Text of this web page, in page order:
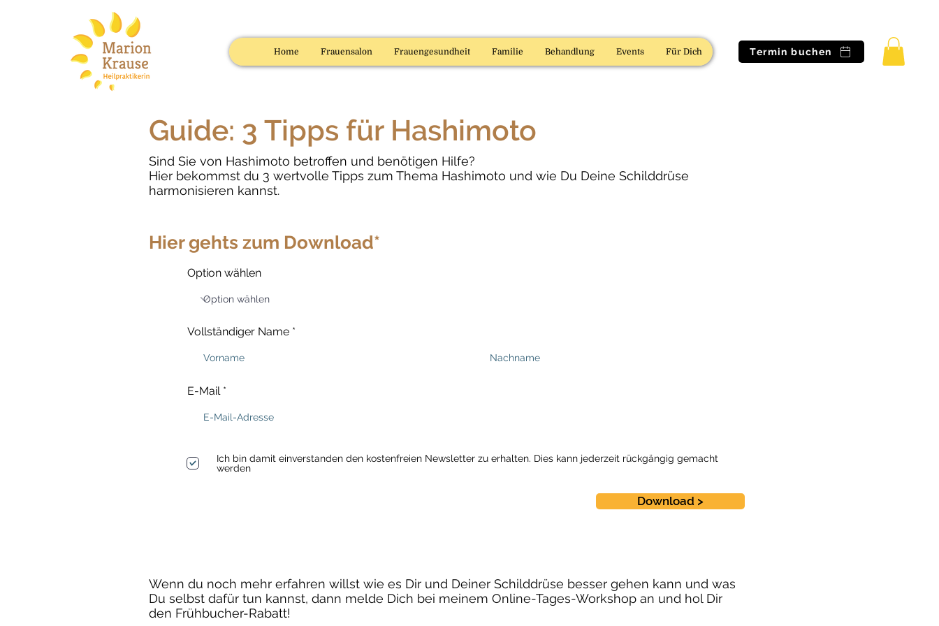
Home Frauensalon Frauengesundheit Familie Behandlung Events Für Dich Termin buchen
Guide: 3 Tipps für Hashimoto
Sind Sie von Hashimoto betroffen und benötigen Hilfe?
Hier bekommst du 3 wertvolle Tipps zum Thema Hashimoto und wie Du Deine Schilddrüse
harmonisieren kannst.
Hier gehts zum Download*
Option wählen
Vollständiger Name
E-Mail
Ich bin damit einverstanden den kostenfreien Newsletter zu erhalten. Dies kann jederzeit rückgängig gemacht
werden
Download >
Wenn du noch mehr erfahren willst wie es Dir und Deiner Schilddrüse besser gehen kann und was
Du selbst dafür tun kannst, dann melde Dich bei meinem Online-Tages-Workshop an und hol Dir
den Frühbucher-Rabatt!